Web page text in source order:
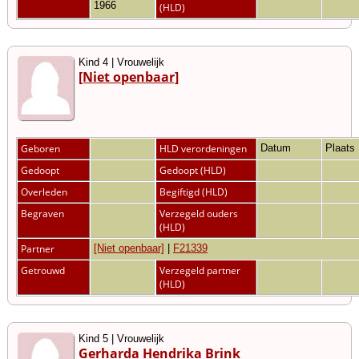
1966
(HLD)
Kind 4 | Vrouwelijk
[Niet openbaar]
Geboren HLD verordeningen Datum Plaats
Gedoopt
Gedoopt (HLD)
Overleden
Begiftigd (HLD)
Begraven
Verzegeld ouders
(HLD)
Partner
[Niet openbaar] F21339
Getrouwd
Verzegeld partner
(HLD)
Kind 5 | Vrouwelijk
Gerharda Hendrika Brink